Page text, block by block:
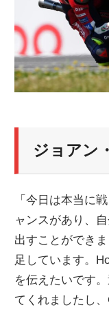
ジョアン
「今日は本当に
ャンスがあり、
出すことができ
足しています。
を伝えたいです
てくれましたし